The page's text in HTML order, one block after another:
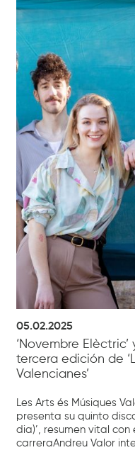
05.02.2025
‘Novembre Elèctric’
tercera edición de
Valencianes’
Les Arts és Músiques
presenta su quinto
dia)’, resumen vital
carreraAndreu Valor